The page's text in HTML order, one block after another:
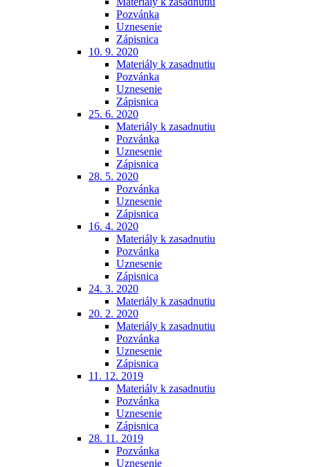
Pozvánka
Uznesenie
Zápisnica
10. 9. 2020
Materiály k zasadnutiu
Pozvánka
Uznesenie
Zápisnica
25. 6. 2020
Materiály k zasadnutiu
Pozvánka
Uznesenie
Zápisnica
28. 5. 2020
Pozvánka
Uznesenie
Zápisnica
16. 4. 2020
Materiály k zasadnutiu
Pozvánka
Uznesenie
Zápisnica
24. 3. 2020
Materiály k zasadnutiu
20. 2. 2020
Materiály k zasadnutiu
Pozvánka
Uznesenie
Zápisnica
11. 12. 2019
Materiály k zasadnutiu
Pozvánka
Uznesenie
Zápisnica
28. 11. 2019
Pozvánka
Uznesenie